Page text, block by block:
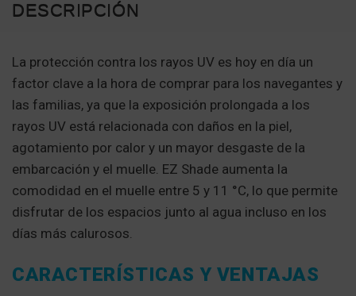
DESCRIPCIÓN
La protección contra los rayos UV es hoy en día un
factor clave a la hora de comprar para los navegantes y
las familias, ya que la exposición prolongada a los
rayos UV está relacionada con daños en la piel,
agotamiento por calor y un mayor desgaste de la
embarcación y el muelle. EZ Shade aumenta la
comodidad en el muelle entre 5 y 11 °C, lo que permite
disfrutar de los espacios junto al agua incluso en los
días más calurosos.
CARACTERÍSTICAS Y VENTAJAS